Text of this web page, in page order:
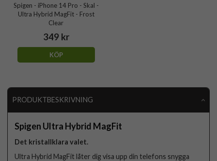
Spigen - iPhone 14 Pro - Skal -
Ultra Hybrid MagFit - Frost
Clear
349 kr
KÖP
PRODUKTBESKRIVNING
Spigen Ultra Hybrid MagFit
Det kristallklara valet.
Ultra Hybrid MagFit låter dig visa upp din telefons snygga